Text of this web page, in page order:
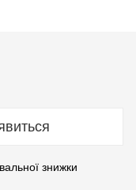
знижки